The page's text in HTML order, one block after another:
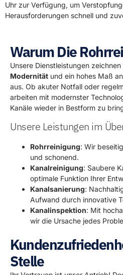
Uhr zur Verfügung, um
Herausforderungen schnell und
Warum Die
Unsere Dienstleistungen
Modernität und ein hohes Maß an
aus. Ob akuter Notfall oder
arbeiten mit modernster
Kanäle wieder in Bestform zu
Unsere Leistungen im
Rohrreinigung: Wir
und schonend.
Kanalreinigung: Saubere
optimale Funktion Ihrer
Kanalsanierung:
Aufwand durch innovative
Kanalinspektion: Mit
wir die Ursache jedes
Stelle